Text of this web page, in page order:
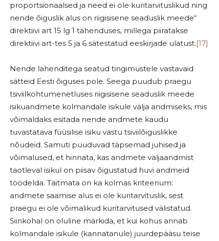
proportsionaalsed ja need ei ole kuritarvituslikud ning
nende õiguslik alus on riigisisene seaduslik meede“
direktiivi art 15 lg 1 tähenduses, millega piiratakse
direktiivi art-tes 5 ja 6 sätestatud eeskirjade ulatust.[17]
Nende lahenditega seatud tingimustele vastavaid
sätteid Eesti õiguses pole. Seega puudub praegu
tsiviilkohtumenetluses riigisisene seaduslik meede
isikuandmete kolmandale isikule välja andmiseks, mis
võimaldaks esitada nende andmete kaudu
tuvastatava füüsilise isiku vastu tsiviilõiguslikke
nõudeid. Samuti puuduvad täpsemad juhised ja
võimalused, et hinnata, kas andmete väljaandmist
taotleval isikul on piisav õigustatud huvi andmeid
töödelda. Täitmata on ka kolmas kriteerium:
andmete saamise alus ei ole kuritarvituslik, sest
praegu ei ole võimalikud kuritarvitused välistatud.
Siinkohal on oluline märkida, et kui kohus annab
kolmandale isikule (kannatanule) juurdepääsu teise